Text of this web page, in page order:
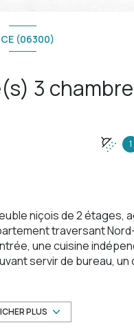
(06300)
1
niçois de 2 étages,
traversant
une cuisine
servir de bureau, un
(création duplex
PLUS